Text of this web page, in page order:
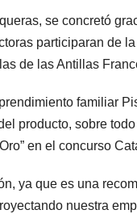
se concretó
participaran de
de las Antillas
familiar
producto, sobre
en el concurso
ya que es una
nuestra